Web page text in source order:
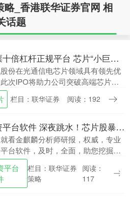
_香港联华证券官网 相
话题
股票十倍杠杆正规平台 芯片“小巨人”冲刺科创板 突破“卡脖子”技术实现国产替代
份在光通信电芯片领域具有领先优
次IPO将助力公司突破高端芯片技
。 又一家“国家级制造业单项冠军”
启动IPO了。 从受制于人到技术反
栏目：联华证券 阅读：192
配资平台软件 深夜跳水！芯片股暴跌！美联储，加息大消息
看金麒麟分析师研报，权威，专业
台软件，及时，全面，助您挖掘潜
机会！ 美国非农数据大超预期，加
期升温。 当地时间6月5日，美股三大
开盘涨....
平台
栏目：联华证券
策略
阅读：
117